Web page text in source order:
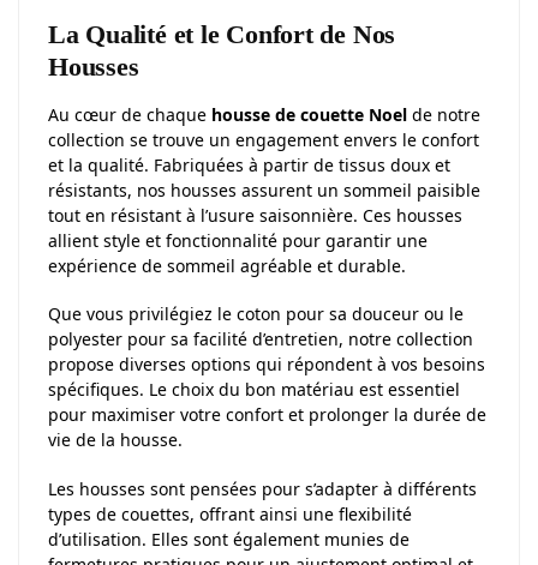
La Qualité et le Confort de Nos
Housses
Au cœur de chaque housse de couette Noel de notre
collection se trouve un engagement envers le confort
et la qualité. Fabriquées à partir de tissus doux et
résistants, nos housses assurent un sommeil paisible
tout en résistant à l’usure saisonnière. Ces housses
allient style et fonctionnalité pour garantir une
expérience de sommeil agréable et durable.
Que vous privilégiez le coton pour sa douceur ou le
polyester pour sa facilité d’entretien, notre collection
propose diverses options qui répondent à vos besoins
spécifiques. Le choix du bon matériau est essentiel
pour maximiser votre confort et prolonger la durée de
vie de la housse.
Les housses sont pensées pour s’adapter à différents
types de couettes, offrant ainsi une flexibilité
d’utilisation. Elles sont également munies de